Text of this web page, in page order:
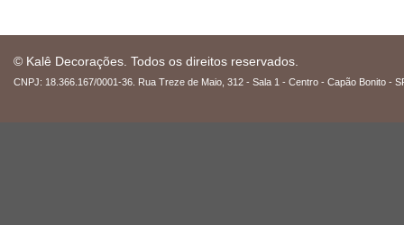
© Kalê Decorações. Todos os direitos reservados.
CNPJ: 18.366.167/0001-36. Rua Treze de Maio, 312 - Sala 1 - Centro - Capão Bonito -